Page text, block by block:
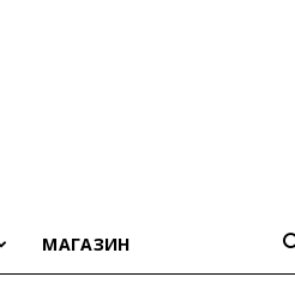
МАГАЗИН